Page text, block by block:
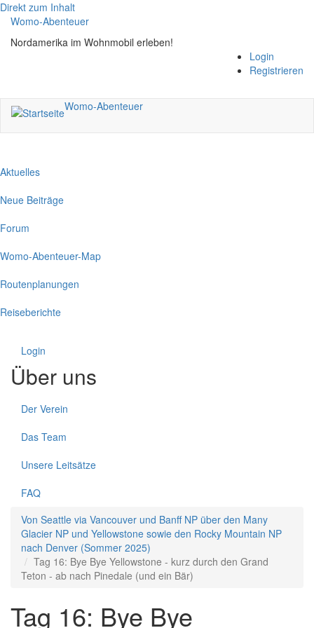
Direkt zum Inhalt
Womo-Abenteuer
Nordamerika im Wohnmobil erleben!
Login
Registrieren
Womo-Abenteuer
Aktuelles
Neue Beiträge
Forum
Womo-Abenteuer-Map
Routenplanungen
Reiseberichte
Login
Über uns
Der Verein
Das Team
Unsere Leitsätze
FAQ
Von Seattle via Vancouver und Banff NP über den Many
Glacier NP und Yellowstone sowie den Rocky Mountain NP
nach Denver (Sommer 2025)
Tag 16: Bye Bye Yellowstone - kurz durch den Grand
Teton - ab nach Pinedale (und ein Bär)
Tag 16: Bye Bye